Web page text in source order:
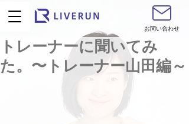
お問い合わせ
トレーナーに聞いてみ
た。〜トレーナー山田編～